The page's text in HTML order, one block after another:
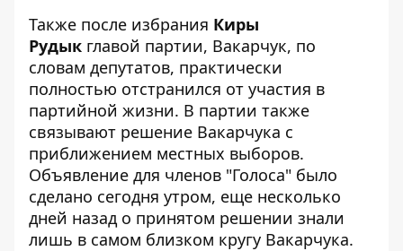
Также после избрания Киры
Рудык главой партии, Вакарчук, по
словам депутатов, практически
полностью отстранился от участия в
партийной жизни. В партии также
связывают решение Вакарчука с
приближением местных выборов.
Объявление для членов "Голоса" было
сделано сегодня утром, еще несколько
дней назад о принятом решении знали
лишь в самом близком кругу Вакарчука.